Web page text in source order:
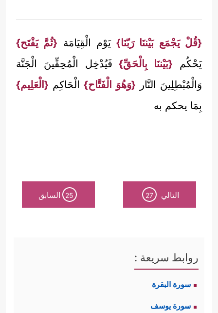
{قُلْ يَجْمَع بَيْننَا رَبّنَا}يَوْم الْقِيَامَة {ثُمَّ يَفْتَح}
يَحْكُم {بَيْننَا بِالْحَقِّ}فَيُدْخِل الْمُحِقِّينَ الْجَنَّة
وَالْمُبْطِلِينَ النَّار {وَهُوَ الْفَتَّاح}الْحَاكِم {الْعَلِيم}
بِمَا يحكم به
التالي 27
25 السابق
روابط سريعة :
سورة البقرة
سورة يوسف